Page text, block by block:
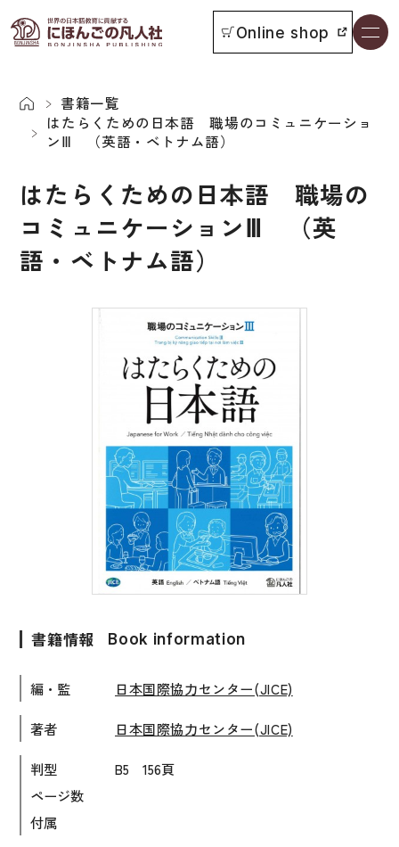
書籍一覧
お知らせ
イベント
よくあるご質問
付属物の使い方について
教科書採用について
書籍の内容について
著作権について
原稿・企画の持ち込みについて
正誤表
その他の質問
書店様向け
Online shop
本をさがす
日本語学習者用教科書
ビジネスパーソン・研修生向け
短期滞在者向け
留学生向け専門分野
語彙・表現
練習問題
日本語能力試験対策
日本留学試験対策
各種試験対策
大学入試対策
書籍一覧
はたらくための日本語 職場のコミュニケーショ
ンⅢ （英語・ベトナム語）
はたらくための日本語 職場の
コミュニケーションⅢ （英
語・ベトナム語）
書籍情報 Book information
編・監 日本国際協力センター(JICE)
著者 日本国際協力センター(JICE)
判型
ページ数
付属
B5 156頁